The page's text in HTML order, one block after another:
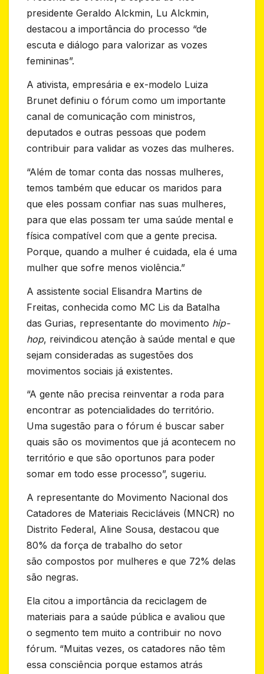
presidente Geraldo Alckmin, Lu Alckmin,
destacou a importância do processo “de
escuta e diálogo para valorizar as vozes
femininas”.
A ativista, empresária e ex-modelo Luiza
Brunet definiu o fórum como um importante
canal de comunicação com ministros,
deputados e outras pessoas que podem
contribuir para validar as vozes das mulheres.
“Além de tomar conta das nossas mulheres,
temos também que educar os maridos para
que eles possam confiar nas suas mulheres,
para que elas possam ter uma saúde mental e
física compatível com que a gente precisa.
Porque, quando a mulher é cuidada, ela é uma
mulher que sofre menos violência.”
A assistente social Elisandra Martins de
Freitas, conhecida como MC Lis da Batalha
das Gurias, representante do movimento hip-
hop, reivindicou atenção à saúde mental e que
sejam consideradas as sugestões dos
movimentos sociais já existentes.
“A gente não precisa reinventar a roda para
encontrar as potencialidades do território.
Uma sugestão para o fórum é buscar saber
quais são os movimentos que já acontecem no
território e que são oportunos para poder
somar em todo esse processo”, sugeriu.
A representante do Movimento Nacional dos
Catadores de Materiais Recicláveis (MNCR) no
Distrito Federal, Aline Sousa, destacou que
80% da força de trabalho do setor
são compostos por mulheres e que 72% delas
são negras.
Ela citou a importância da reciclagem de
materiais para a saúde pública e avaliou que
o segmento tem muito a contribuir no novo
fórum. “Muitas vezes, os catadores não têm
essa consciência porque estamos atrás